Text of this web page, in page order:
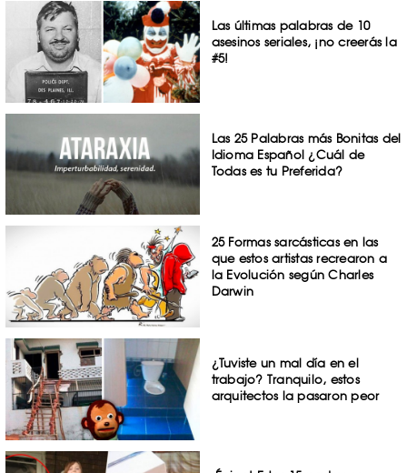
Las últimas palabras de 10
asesinos seriales, ¡no creerás la
#5!
Las 25 Palabras más Bonitas del
Idioma Español ¿Cuál de
Todas es tu Preferida?
25 Formas sarcásticas en las
que estos artistas recrearon a
la Evolución según Charles
Darwin
¿Tuviste un mal día en el
trabajo? Tranquilo, estos
arquitectos la pasaron peor